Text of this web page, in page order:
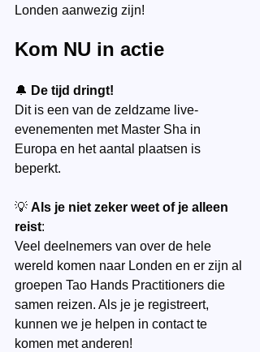
Londen aanwezig zijn!
Kom NU in actie
🔔 De tijd dringt!
Dit is een van de zeldzame live-
evenementen met Master Sha in
Europa en het aantal plaatsen is
beperkt.
💡 Als je niet zeker weet of je alleen
reist:
Veel deelnemers van over de hele
wereld komen naar Londen en er zijn al
groepen Tao Hands Practitioners die
samen reizen. Als je je registreert,
kunnen we je helpen in contact te
komen met anderen!